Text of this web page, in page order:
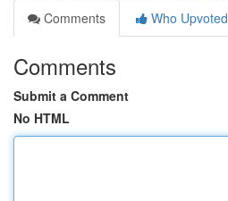
Comments
Who Upvoted
Comments
Submit a Comment
No HTML